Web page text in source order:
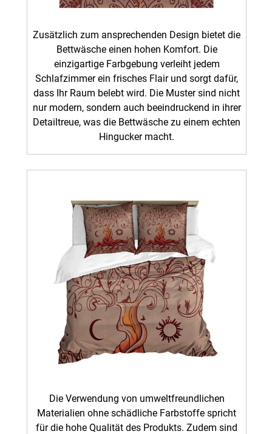
Zusätzlich zum ansprechenden Design bietet die
Bettwäsche einen hohen Komfort. Die
einzigartige Farbgebung verleiht jedem
Schlafzimmer ein frisches Flair und sorgt dafür,
dass Ihr Raum belebt wird. Die Muster sind nicht
nur modern, sondern auch beeindruckend in ihrer
Detailtreue, was die Bettwäsche zu einem echten
Hingucker macht.
Die Verwendung von umweltfreundlichen
Materialien ohne schädliche Farbstoffe spricht
für die hohe Qualität des Produkts. Zudem sind